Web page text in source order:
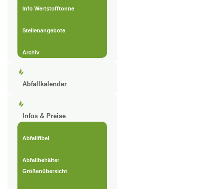
Info Wertstofftonne
Stellenangebote
Archiv
Abfallkalender
Infos & Preise
Abfallfibel
Abfallbehälter
Größenübersicht